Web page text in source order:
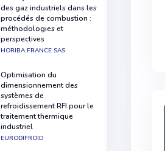
des gaz industriels dans les
procédés de combustion :
méthodologies et
perspectives
HORIBA FRANCE SAS
Optimisation du
dimensionnement des
systèmes de
refroidissement RFI pour le
traitement thermique
industriel
EURODIFROID